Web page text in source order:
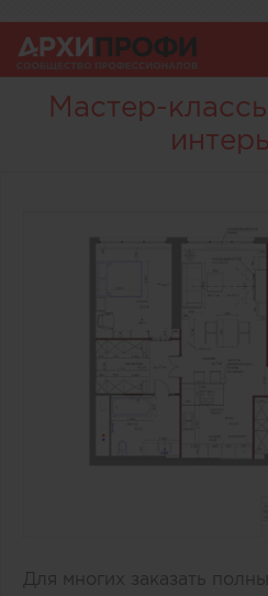
Мастер-
Для многих заказать